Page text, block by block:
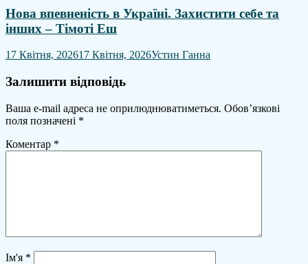
Нова впевненість в Україні. Захистити себе та
інших – Тімоті Еш
17 Квітня, 202617 Квітня, 2026Устин Ганна
Залишити відповідь
Ваша e-mail адреса не оприлюднюватиметься. Обов’язкові
поля позначені *
Коментар *
Ім'я *